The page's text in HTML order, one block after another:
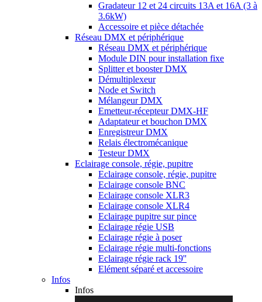
Gradateur 12 et 24 circuits 13A et 16A (3 à
3.6kW)
Accessoire et pièce détachée
Réseau DMX et périphérique
Réseau DMX et périphérique
Module DIN pour installation fixe
Splitter et booster DMX
Démultiplexeur
Node et Switch
Mélangeur DMX
Emetteur-récepteur DMX-HF
Adaptateur et bouchon DMX
Enregistreur DMX
Relais électromécanique
Testeur DMX
Eclairage console, régie, pupitre
Eclairage console, régie, pupitre
Eclairage console BNC
Eclairage console XLR3
Eclairage console XLR4
Eclairage pupitre sur pince
Eclairage régie USB
Eclairage régie à poser
Eclairage régie multi-fonctions
Eclairage régie rack 19''
Elément séparé et accessoire
Infos
Infos